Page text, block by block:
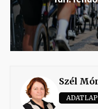
Szél
ADATLAP